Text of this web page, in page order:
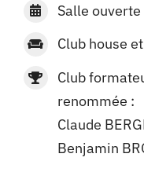
Salle
Club house
Club
renommée :
Claude
Benjamin